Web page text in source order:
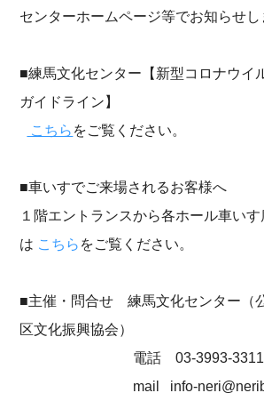
センターホームページ等でお知らせし
■練馬文化センター【新型コロナウイ
ガイドライン】
こちら をご覧ください。
■車いすでご来場されるお客様へ
１階エントランスから各ホール車い
は こちら をご覧ください。
■主催・問合せ 練馬文化センター（
区文化振興協会）
電話 03-3993-3311
mail info-